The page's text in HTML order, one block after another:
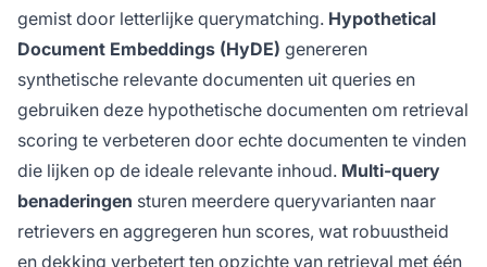
gemist door letterlijke querymatching. Hypothetical
Document Embeddings (HyDE) genereren
synthetische relevante documenten uit queries en
gebruiken deze hypothetische documenten om retrieval
scoring te verbeteren door echte documenten te vinden
die lijken op de ideale relevante inhoud. Multi-query
benaderingen sturen meerdere queryvarianten naar
retrievers en aggregeren hun scores, wat robuustheid
en dekking verbetert ten opzichte van retrieval met één